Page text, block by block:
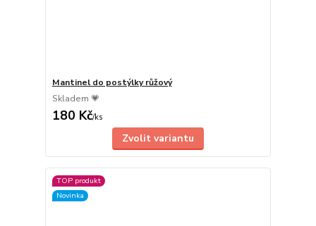
Mantinel do postýlky růžový
Skladem 💗
180 Kč/ks
Zvolit variantu
TOP produkt
Novinka